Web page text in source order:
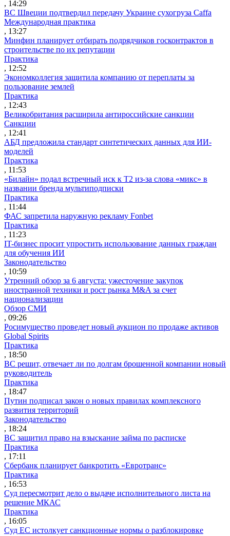
, 14:29
ВС Швеции подтвердил передачу Украине сухогруза Caffa
Международная практика
, 13:27
Минфин планирует отбирать подрядчиков госконтрактов в
строительстве по их репутации
Практика
, 12:52
Экономколлегия защитила компанию от переплаты за
пользование землей
Практика
, 12:43
Великобритания расширила антироссийские санкции
Санкции
, 12:41
АБД предложила стандарт синтетических данных для ИИ-
моделей
Практика
, 11:53
«Билайн» подал встречный иск к Т2 из-за слова «микс» в
названии бренда мультиподписки
Практика
, 11:44
ФАС запретила наружную рекламу Fonbet
Практика
, 11:23
IT-бизнес просит упростить использование данных граждан
для обучения ИИ
Законодательство
, 10:59
Утренний обзор за 6 августа: ужесточение закупок
иностранной техники и рост рынка M&A за счет
национализации
Обзор СМИ
, 09:26
Росимущество проведет новый аукцион по продаже активов
Global Spirits
Практика
, 18:50
ВС решит, отвечает ли по долгам брошенной компании новый
руководитель
Практика
, 18:47
Путин подписал закон о новых правилах комплексного
развития территорий
Законодательство
, 18:24
ВС защитил право на взыскание займа по расписке
Практика
, 17:11
Сбербанк планирует банкротить «Евротранс»
Практика
, 16:53
Суд пересмотрит дело о выдаче исполнительного листа на
решение МКАС
Практика
, 16:05
Суд ЕС истолкует санкционные нормы о разблокировке